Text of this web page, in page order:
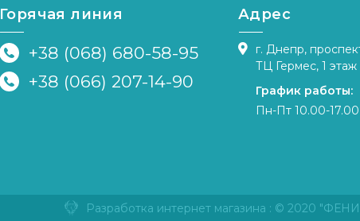
Зашивка
Материал
Размер
17x27 см
Зашивка
Материал
Размер
Горячая линия
+38 (068) 680-58-95
+38 (066) 207-14-90
Адрес
г. Днепр,
ТЦ Гермес, 1 этаж
График работы:
Пн-Пт 10.00-17.00
Разработка интернет магазина : © 2020